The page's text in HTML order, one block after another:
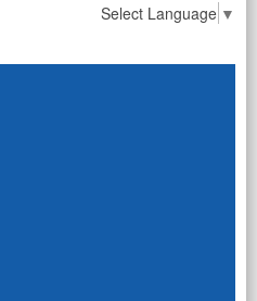
Select Language ▼